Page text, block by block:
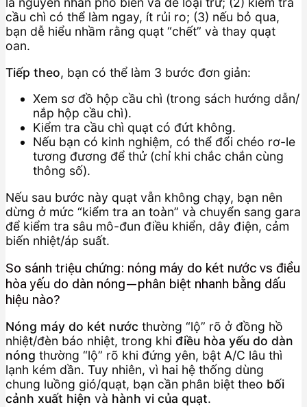
cầu chì có thể làm ngay, ít rủi ro; (3) nếu bỏ qua,
bạn dễ hiểu nhầm rằng quạt “chết” và thay quạt
oan.
Tiếp theo, bạn có thể làm 3 bước đơn giản:
Xem sơ đồ hộp cầu chì (trong sách hướng dẫn/
nắp hộp cầu chì).
Kiểm tra cầu chì quạt có đứt không.
Nếu bạn có kinh nghiệm, có thể đổi chéo rơ-le
tương đương để thử (chỉ khi chắc chắn cùng
thông số).
Nếu sau bước này quạt vẫn không chạy, bạn nên
dừng ở mức “kiểm tra an toàn” và chuyển sang gara
để kiểm tra sâu mô-đun điều khiển, dây điện, cảm
biến nhiệt/áp suất.
So sánh triệu chứng: nóng máy do két nước vs điều
hòa yếu do dàn nóng—phân biệt nhanh bằng dấu
hiệu nào?
Nóng máy do két nước thường “lộ” rõ ở đồng hồ
nhiệt/đèn báo nhiệt, trong khi điều hòa yếu do dàn
nóng thường “lộ” rõ khi đứng yên, bật A/C lâu thì
lạnh kém dần. Tuy nhiên, vì hai hệ thống dùng
chung luồng gió/quạt, bạn cần phân biệt theo bối
cảnh xuất hiện và hành vi của quạt.